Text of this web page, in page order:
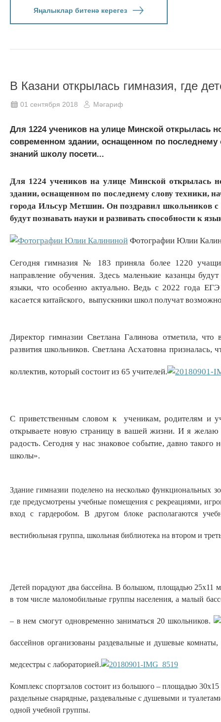
Яңалыклар битенә керегез
В Казани открылась гимназия, где
01 сентября 2018 Мәгариф
Для 1224 учеников на улице Минской открылась
современном здании, оснащенном по последнему
знаний школу посети...
Для 1224 учеников на улице Минской открылась
здании, оснащенном по последнему слову техники,
города Ильсур Метшин. Он поздравил школьников с
будут познавать науки и развивать способности к
Фотографии Юлии
Сегодня гимназия № 183 приняла более 1220
направление обучения. Здесь маленькие казанцы
языки, что особенно актуально. Ведь с 2022 года
касается китайского, выпускники школ получат
Директор гимназии Светлана Галинова отметила,
развития школьников. Светлана Асхатовна призналась,
коллектив, который состоит из 65 учителей.
С приветственным словом к ученикам, родителям и
открываете новую страницу в вашей жизни. И я желаю
радость. Сегодня у нас знаковое событие, давно
школы».
Здание гимназии поделено на несколько функциональных
где предусмотрены учебные помещения с рекреациями,
вход с гардеробом. В другом блоке располагаются
вестибюльная группа, школьная библиотека на втором и
Детей порадуют два бассейна. В большом, площадью 25х11
в том числе маломобильные группы населения, а малый
– в нем смогут одновременно заниматься 20 школьников.
бассейнов организованы раздевальные и душевые
медсестры с лабораторией.
Комплекс спортзалов состоит из большого – площадью
раздельные снарядные, раздевальные с душевыми и
одной учебной группы.